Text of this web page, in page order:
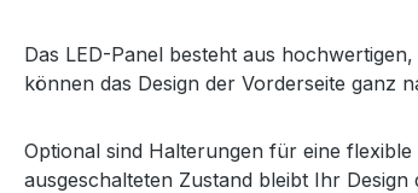
Das LED-Panel besteht aus
können das Design der Vorderseite ganz
Optional sind Halterungen für eine
ausgeschalteten Zustand bleibt Ihr